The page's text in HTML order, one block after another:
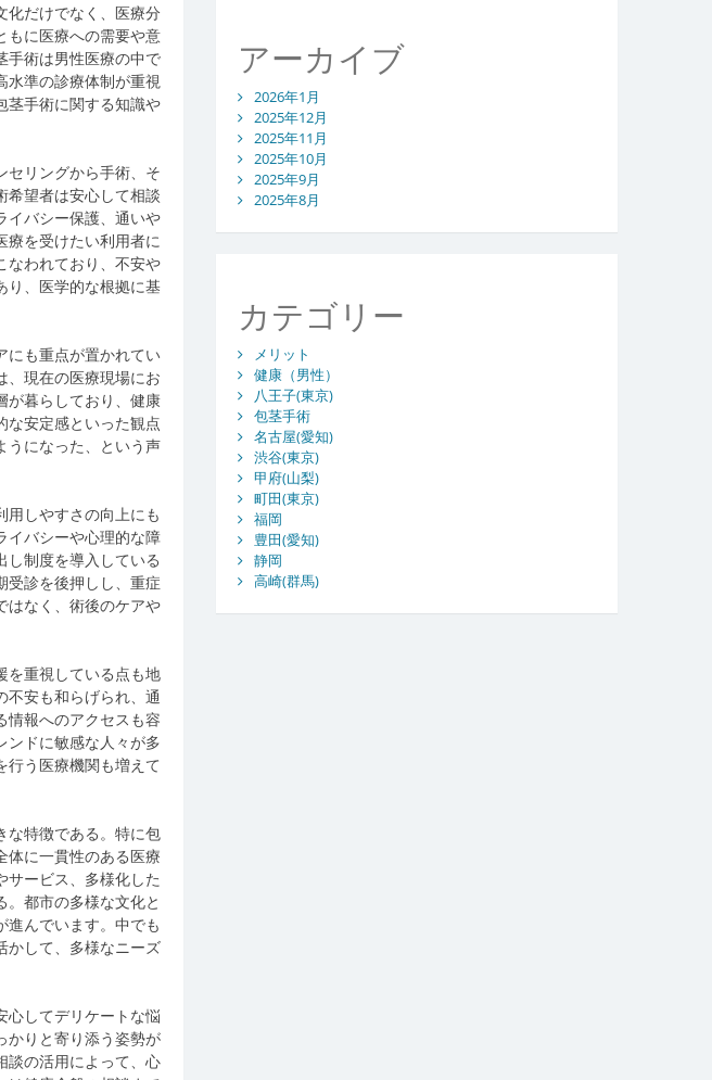
化だけでなく、医療分
もに医療への需要や意
手術は男性医療の中で
水準の診療体制が重視
茎手術に関する知識や
セリングから手術、そ
希望者は安心して相談
イバシー保護、通いや
療を受けたい利用者に
なわれており、不安や
り、医学的な根拠に基
にも重点が置かれてい
、現在の医療現場にお
が暮らしており、健康
な安定感といった観点
うになった、という声
用しやすさの向上にも
イバシーや心理的な障
し制度を導入している
受診を後押しし、重症
はなく、術後のケアや
を重視している点も地
不安も和らげられ、通
情報へのアクセスも容
ンドに敏感な人々が多
行う医療機関も増えて
な特徴である。特に包
体に一貫性のある医療
サービス、多様化した
都市の多様な文化と
進んでいます。中でも
かして、多様なニーズ
心してデリケートな悩
かりと寄り添う姿勢が
談の活用によって、心
アーカイブ
2026年1月
2025年12月
2025年11月
2025年10月
2025年9月
2025年8月
カテゴリー
メリット
健康（男性）
八王子(東京)
包茎手術
名古屋(愛知)
渋谷(東京)
甲府(山梨)
町田(東京)
福岡
豊田(愛知)
静岡
高崎(群馬)